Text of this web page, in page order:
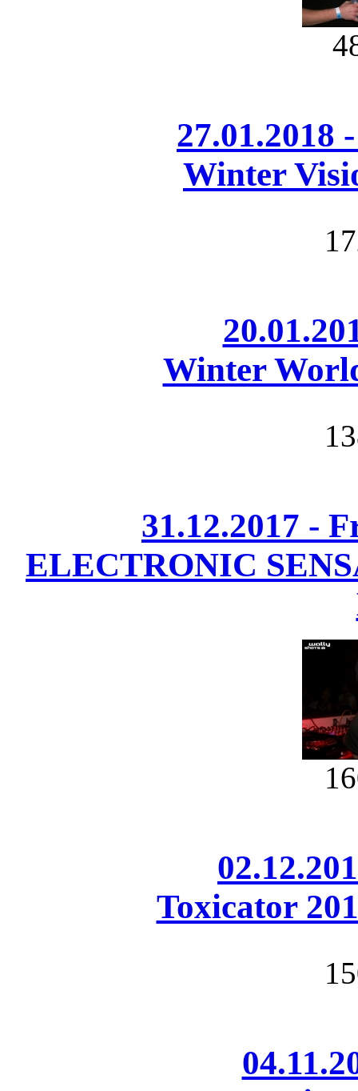
27.01.2018
Winter
Winter
31.12.2017 -
ELECTRONIC
Toxicator